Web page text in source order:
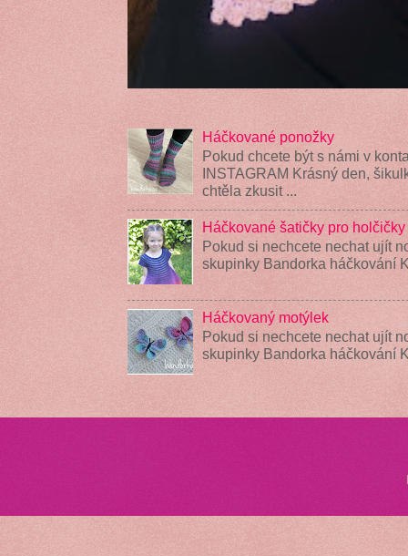
Háčkované ponožky
Pokud chcete být s námi v
INSTAGRAM Krásný den,
chtěla zkusit ...
Háčkované šatičky pro holčičky
Pokud si nechcete nechat ujít
skupinky Bandorka háčkování
Háčkovaný motýlek
Pokud si nechcete nechat ujít
skupinky Bandorka háčkování